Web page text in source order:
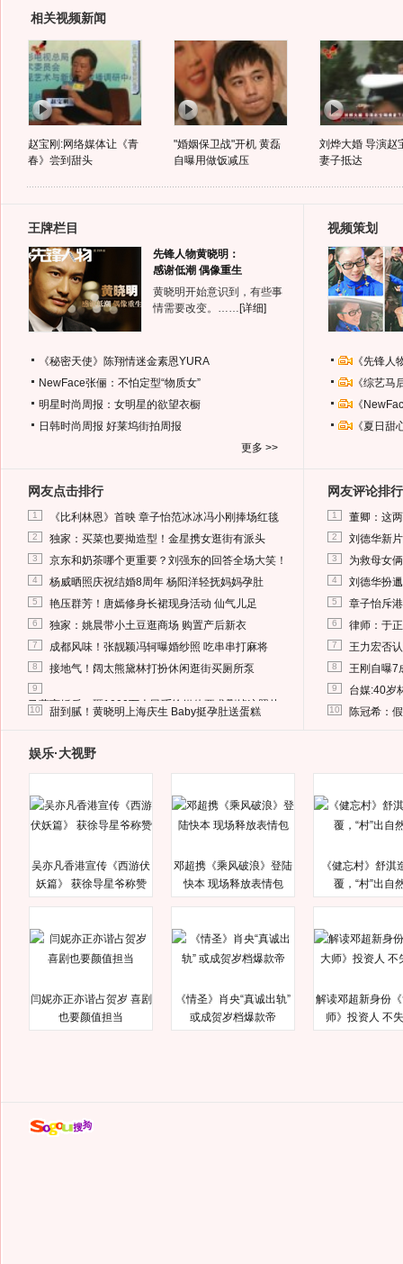
相关视频新闻
赵宝刚:网络媒体让《青
春》尝到甜头
"婚姻保卫战"开机 黄磊
自曝用做饭减压
刘烨大婚 导演赵
妻子抵达
王牌栏目
先锋人物黄晓明：
感谢低潮 偶像重生
黄晓明开始意识到，有些事
情需要改变。…… [详细]
《秘密天使》陈翔情迷金素恩YURA
NewFace张俪：不怕定型“物质女”
明星时尚周报：女明星的欲望衣橱
日韩时尚周报 好莱坞街拍周报
更多 >>
视频策划
《先锋
《综艺
《
《夏日
网友点击排行
1 《比利林恩》首映 章子怡范冰冰冯小刚捧场红毯
2 独家：买菜也要拗造型！金星携女逛街有派头
3 京东和奶茶哪个更重要？刘强东的回答全场大笑！
4 杨威晒照庆祝结婚8周年 杨阳洋轻抚妈妈孕肚
5 艳压群芳！唐嫣修身长裙现身活动 仙气儿足
6 独家：姚晨带小土豆逛商场 购置产后新衣
7 成都风味！张靓颖冯轲曝婚纱照 吃串串打麻将
8 接地气！阔太熊黛林打扮休闲逛街买厕所泵
9
马蓉离婚后，砸1000万人民币给媒体要求删掉这照片
10 甜到腻！黄晓明上海庆生 Baby挺孕肚送蛋糕
网友评论排行
1 董卿：这
2 刘德华新
3 为救母女
4 刘德华扮
5 章子怡斥
6 律师：于
7 王力宏否
8 王刚自曝7
9 台媒:40岁
10 陈冠希：
娱乐·大视野
吴亦凡香港宣传《西游伏
妖篇》 获徐导星爷称赞
邓超携《乘风破浪》登陆
快本 现场释放表情包
《健忘村》舒淇
覆，“村”出自
闫妮亦正亦谐占贺岁 喜剧
也要颜值担当
《情圣》肖央“真诚出轨”
或成贺岁档爆款帝
解读邓超新身份
师》投资人 不